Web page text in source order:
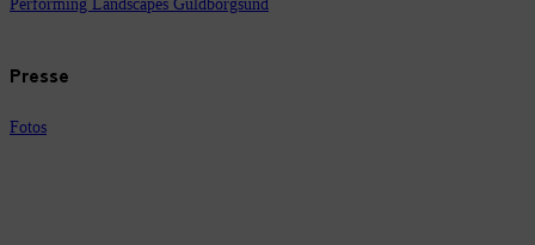
Performing Landscapes Guldborgsund
Presse
Fotos